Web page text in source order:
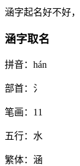
涵字起名好不好，
涵字取名
拼音： hán
部首： 氵
笔画： 11
五行： 水
繁体： 涵